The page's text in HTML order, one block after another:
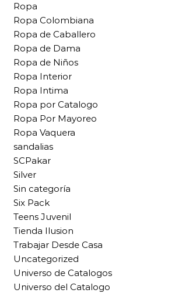
Ropa
Ropa Colombiana
Ropa de Caballero
Ropa de Dama
Ropa de Niños
Ropa Interior
Ropa Intima
Ropa por Catalogo
Ropa Por Mayoreo
Ropa Vaquera
sandalias
SCPakar
Silver
Sin categoría
Six Pack
Teens Juvenil
Tienda Ilusion
Trabajar Desde Casa
Uncategorized
Universo de Catalogos
Universo del Catalogo